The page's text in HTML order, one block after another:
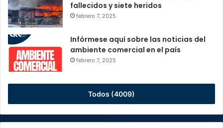
fallecidos y siete heridos
febrero 7, 2025
Infórmese aquí sobre las noticias del
ambiente comercial en el país
febrero 7, 2025
Todos (4009)